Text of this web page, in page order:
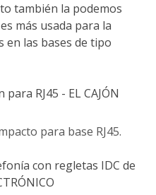
también la podemos
más usada para la
en las bases de tipo
para base RJ45.